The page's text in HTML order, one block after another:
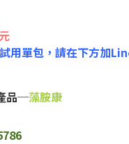
用單包，請在下方加
品─藻胺康